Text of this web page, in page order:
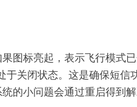
图标亮起，表示飞行模式已
关闭状态。这是确保短信
的小问题会通过重启得到